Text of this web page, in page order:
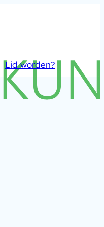
Lid worden?